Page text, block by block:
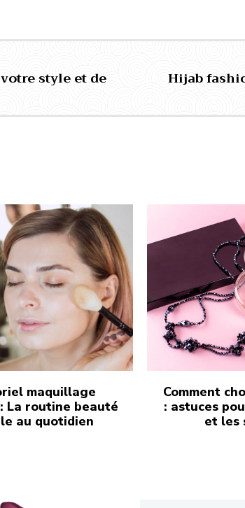
style et de Hijab
maquillage
La routine beauté
au quotidien
Comment
: astuces
et les